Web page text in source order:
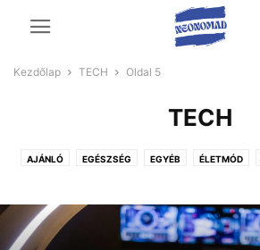
Kezdőlap TECH Oldal 5
TECH
AJÁNLÓ EGÉSZSÉG EGYÉB ÉLETMÓD
VÁSÁRLÁS